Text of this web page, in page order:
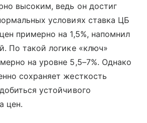
высоким, ведь он достиг
условиях ставка ЦБ
примерно на 1,5%, напомнил
По такой логике «ключ»
на уровне 5,5–7%. Однако
сохраняет жесткость
устойчивого
цен.